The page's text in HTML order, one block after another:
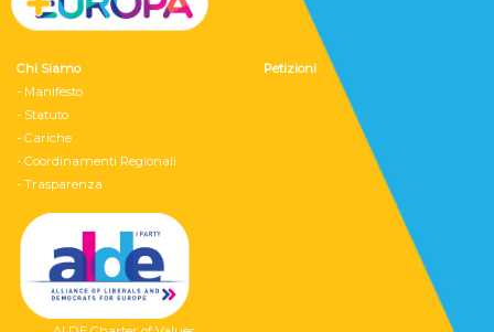
Chi Siamo
- Manifesto
- Statuto
- Cariche
- Coordinamenti Regionali
- Trasparenza
Petizioni